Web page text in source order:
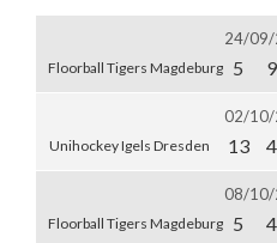
24/09/
Floorball Tigers Magdeburg 5 9
02/10/
Unihockey Igels Dresden 13 4
08/10/
Floorball Tigers Magdeburg 5 4